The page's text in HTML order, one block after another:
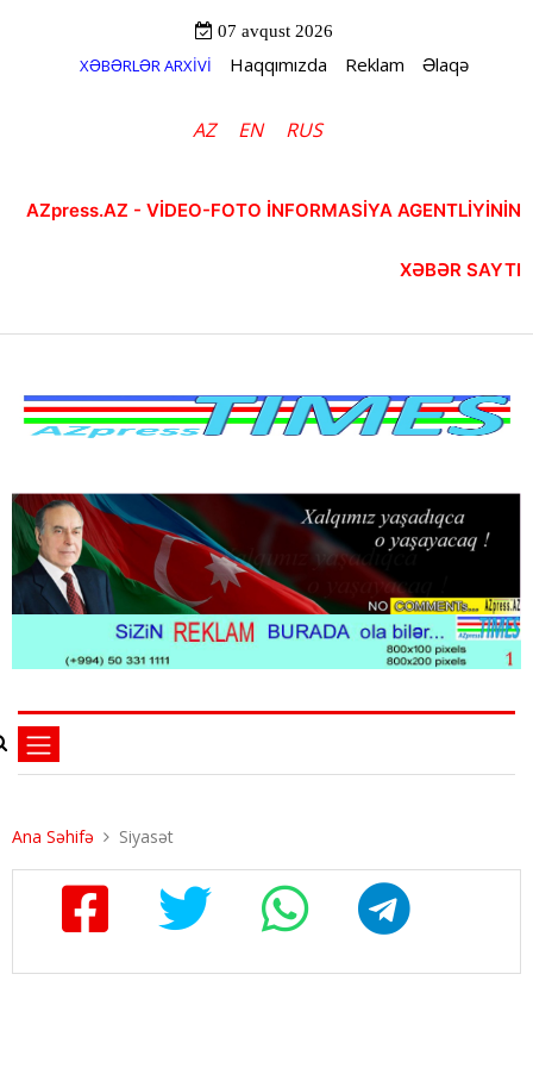
07 avqust 2026
XƏBƏRLƏR ARXİVİ Haqqımızda Reklam Əlaqə
AZ EN RUS
AZpress.AZ - VİDEO-FOTO İNFORMASİYA AGENTLİYİNİN
XƏBƏR SAYTI
Ana Səhifə Siyasət